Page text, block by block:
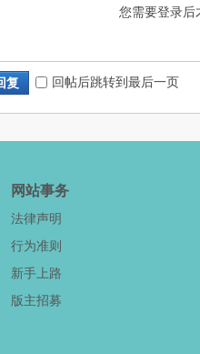
您需要登录
复 回帖后跳转到最后一页
网站事务
法律声明
行为准则
新手上路
版主招募